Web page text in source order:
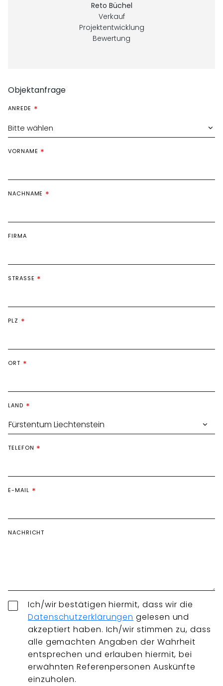
Reto Büchel
Verkauf
Projektentwicklung
Bewertung
Objektanfrage
ANREDE
Bitte wählen
VORNAME
NACHNAME
FIRMA
STRASSE
PLZ
ORT
LAND
TELEFON
E-MAIL
NACHRICHT
Ich/wir bestätigen hiermit, dass wir die
Datenschutzerklärungen gelesen und
akzeptiert haben. Ich/wir stimmen zu, dass
alle gemachten Angaben der Wahrheit
entsprechen und erlauben hiermit, bei
erwähnten Referenpersonen Auskünfte
einzuholen.